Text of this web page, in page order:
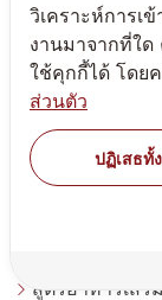
สูตรรับผลิตอา
สูตรอาหารเส
ผงวิตามิน
รับผลิตอาหารเ
สูตรผลิตภัณฑ์เ
สูตรอาหารเส
วิเคราะห์การเ
งานมาจากที่ใ
ใช้คุกกี้ได้ โดย
ส่วนตัว
ปฏิเสธทั้